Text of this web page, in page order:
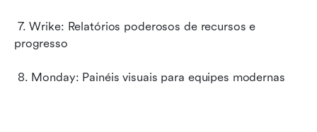
progresso
8. Monday: Painéis visuais para equipes modernas